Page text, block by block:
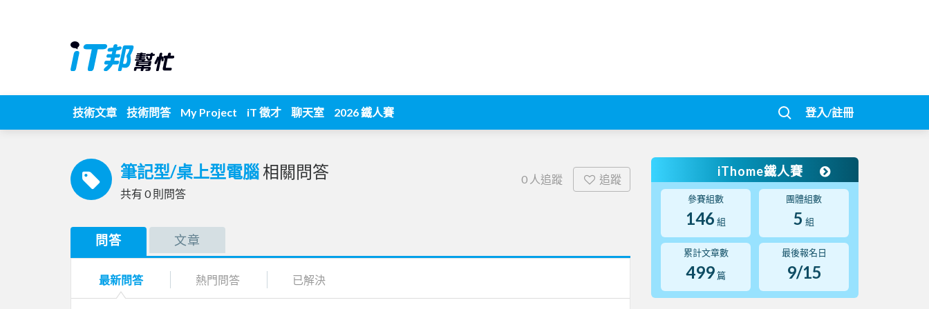
技術文章 技術問答 My Project iT 徵才 聊天室 2026 鐵人賽 登入/註冊
筆記型/桌上型電腦 相關問答
共有 0則問答
0 人追蹤 追蹤
問答 文章
最新問答 熱門問答 已解決
iThome鐵人賽
參賽組數
146 組
團體組數
5 組
累計文章數
499 篇
最後報名日
9/15